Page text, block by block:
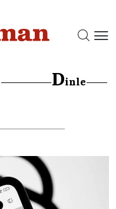
Dinle